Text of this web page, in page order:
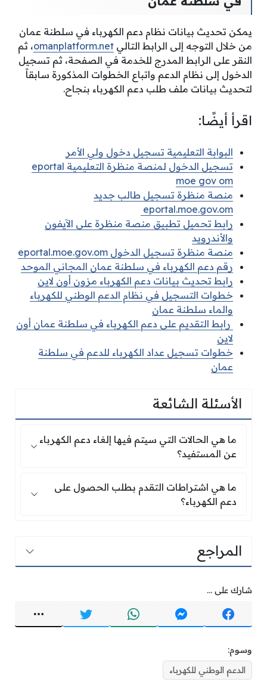
يمكن تحديث بيانات نظام دعم الكهرباء في سلطنة عمان
من خلال التوجه إلى الرابط التالي omanplatform.net، ثم
النقر على الرابط المدرج للخدمة في الصفحة، ثم تسجيل
الدخول إلى نظام الدعم واتباع الخطوات المذكورة سابقاً
لتحديث بيانات ملف طلب دعم الكهرباء بنجاح.
اقرأ أيضًا:
البوابة التعليمية تسجيل دخول ولي الأمر
تسجيل الدخول لمنصة منظرة التعليمية eportal
moe gov om
منصة منظرة تسجيل طالب جديد
eportal.moe.gov.om
رابط تحميل تطبيق منصة منظرة على الآيفون
والأندرويد
منصة منظرة تسجيل الدخول eportal.moe.gov.om
رقم دعم الكهرباء في سلطنة عمان المجاني الموحد
رابط تحديث بيانات دعم الكهرباء مزون أون لاين
خطوات التسجيل في نظام الدعم الوطني للكهرباء
والماء سلطنة عمان
رابط التقديم على دعم الكهرباء في سلطنة عمان أون
لاين
خطوات تسجيل عداد الكهرباء للدعم في سلطنة
عمان
الأسئلة الشائعة
ما هي الحالات التي سيتم فيها إلغاء دعم
ما هي الحالات التي سيتم فيها إلغاء دعم الكهرباء
عن المستفيد؟
ما هي اشتراطات التقدم بطلب الحصول على دعم
ما هي اشتراطات التقدم بطلب الحصول على
دعم الكهرباء؟
المراجع
شارك على ...
وسوم:
الدعم الوطني للكهرباء